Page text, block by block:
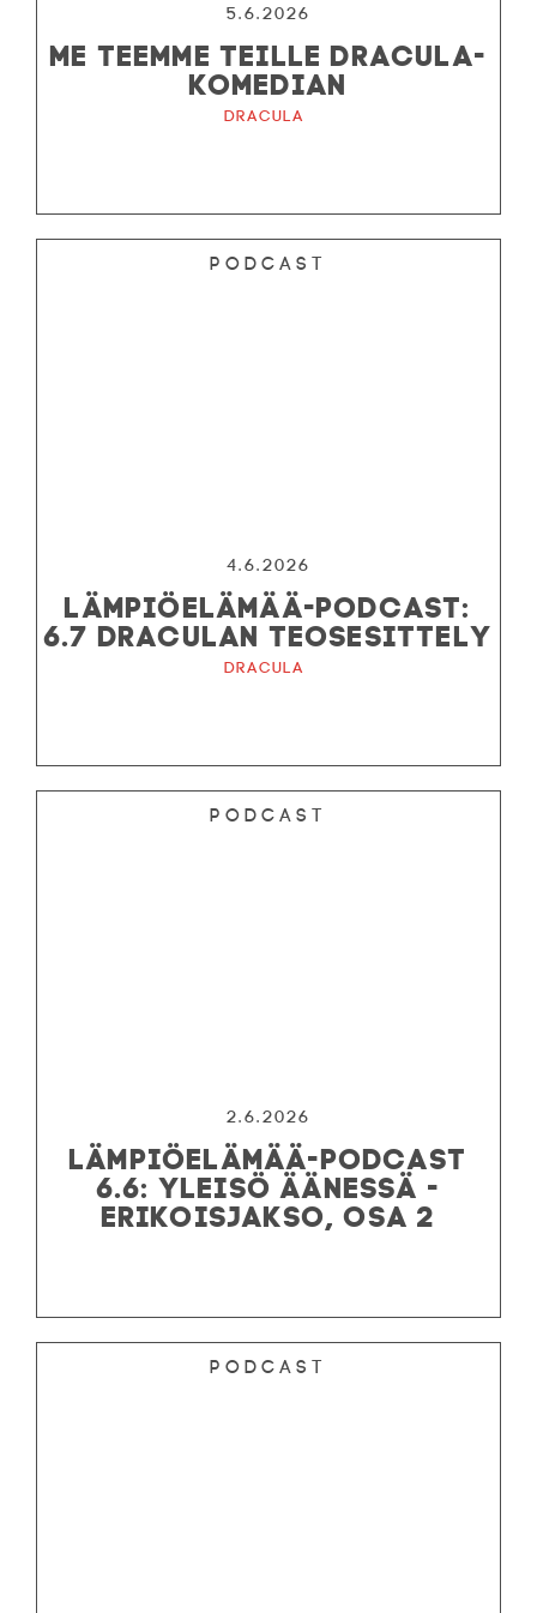
5.6.2026
ME TEEMME TEILLE DRACULA-
KOMEDIAN
Dracula
Podcast
4.6.2026
LÄMPIÖELÄMÄÄ-PODCAST:
6.7 DRACULAN TEOSESITTELY
Dracula
Podcast
2.6.2026
LÄMPIÖELÄMÄÄ-PODCAST
6.6: YLEISÖ ÄÄNESSÄ -
ERIKOISJAKSO, OSA 2
Podcast